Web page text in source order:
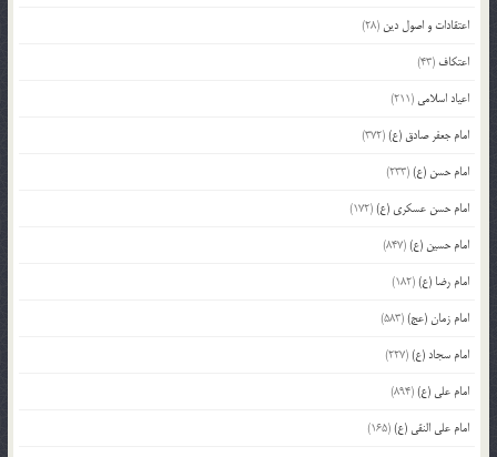
اعتقادات و اصول دین (28)
اعتکاف (43)
اعیاد اسلامی (211)
امام جعفر صادق (ع)(372)
امام حسن (ع)(233)
امام حسن عسکری (ع)(172)
امام حسین (ع)(847)
امام رضا (ع)(182)
امام زمان (عج)(583)
امام سجاد (ع)(227)
امام علی (ع)(894)
امام علی النقی (ع)(165)